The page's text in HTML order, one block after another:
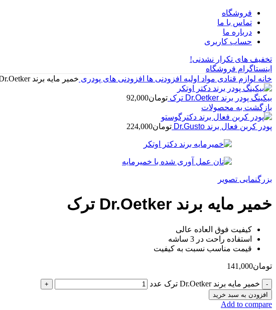
فروشگاه
تماس با ما
درباره ما
حساب کاربری
تخفیف های تکرار نشدنی!
اینستاگرام فروشگاه
خانه لوازم قنادی مواد اولیه افزودنی ها افزودنی های پودری خمیر مایه برند Dr.Oetker ترک
بیکینگ پودر برند Dr.Oetker ترک تومان92,000
بازگشت به محصولات
پودر کربن فعال برند Dr.Gusto تومان224,000
بزرگنمایی تصویر
خمیر مایه برند Dr.Oetker ترک
کیفیت فوق العاده عالی
استفاده راحت در 3 ساشه
قیمت مناسب نسبت به کیفیت
تومان141,000
خمیر مایه برند Dr.Oetker ترک عدد
افزودن به سبد خرید
Add to compare